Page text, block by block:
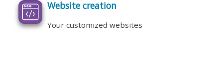
Website creation
Your customized websites